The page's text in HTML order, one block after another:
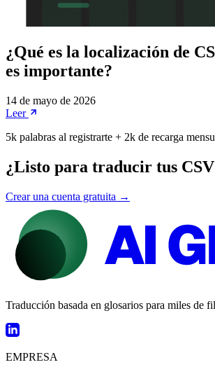
¿Qué es la localización de
es importante?
14 de mayo de 2026
Leer
5k palabras al registrarte + 2k de recarga
¿Listo para traducir tus CSV
Crear una cuenta gratuita →
Traducción basada en glosarios para miles de
EMPRESA